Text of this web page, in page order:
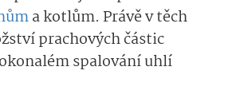
a kotlům. Právě v těch
prachových částic
spalování uhlí